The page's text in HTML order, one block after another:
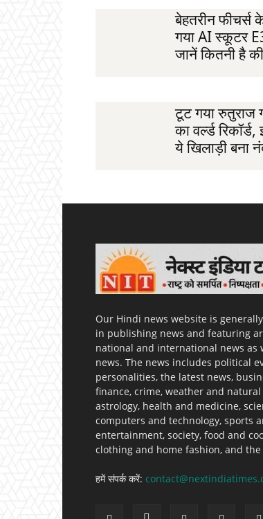
बेहतरीन
गया AI स्कूटर
जानें कितनी है
टूट गया रुतुराज
का वर्ल्ड
ये खिलाड़ी बना
Our Hindi news website is
in publishing news and featuring
national and international news as
news. The news includes political
personalities, the latest news,
finance, crime, weather and
astrology, health and medicine,
computers and technology, sports
entertainment, society, food and
clothing and home fashion, and the
हमें संपर्क करें: